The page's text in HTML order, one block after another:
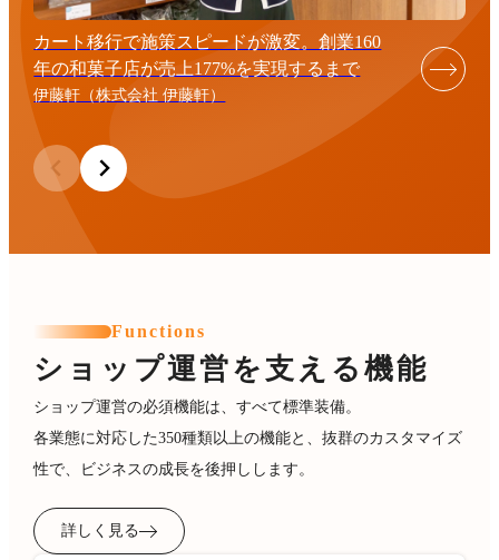
カート移行で施策スピードが激変。創業160
年の和菓子店が売上177%を実現するまで
伊藤軒（株式会社 伊藤軒）
Functions
ショップ運営を支える機能
ショップ運営の必須機能は、すべて標準装備。
各業態に対応した350種類以上の機能と、抜群のカスタマイズ
性で、ビジネスの成長を後押しします。
詳しく見る